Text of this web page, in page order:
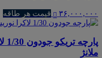
۳۶,۰۰۰,۰۰۰ قیمت هر طاقه
ملانژ